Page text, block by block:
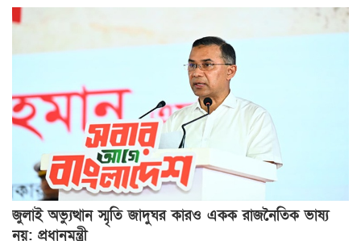
জুলাই অভ্যুত্থান স্মৃতি জাদুঘর কারও একক রাজনৈতিক ভাষ্য
নয়: প্রধানমন্ত্রী